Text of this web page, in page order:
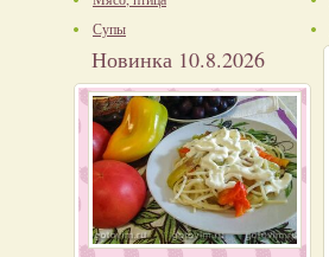
Супы
Новинка 10.8.2026